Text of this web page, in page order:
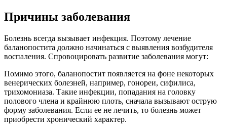
Причины заболевания
Болезнь всегда вызывает инфекция. Поэтому лечение
баланопостита должно начинаться с выявления возбудителя
воспаления. Спровоцировать развитие заболевания могут:
Помимо этого, баланопостит появляется на фоне некоторых
венерических болезней, например, гонореи, сифилиса,
трихомониаза. Такие инфекции, попадания на головку
полового члена и крайнюю плоть, сначала вызывают острую
форму заболевания. Если ее не лечить, то болезнь может
приобрести хронический характер.